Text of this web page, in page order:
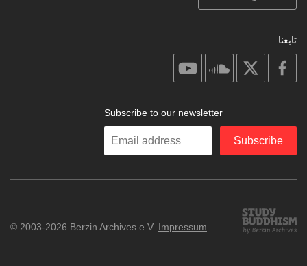
تابعنا
on
facebook
on
on
soundcloud
Subscribe to our newsletter
Enter
Subscribe
Study
Buddhism
© 2003-2026 Berzin Archives e.V. Impressum